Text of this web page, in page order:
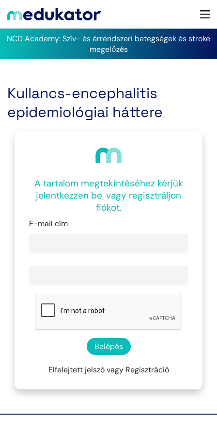
NCD Academy: Szív- és érrendszeri betegségek és stroke
megelőzés
Kullancs-encephalitis
epidemiológiai háttere
A tartalom megtekintéséhez kérjük
jelentkezzen be, vagy regisztráljon
fiókot.
E-mail cím
Belépés
Elfelejtett jelszóvagy Regisztráció